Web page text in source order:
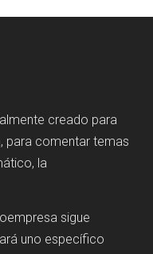
creado para
para comentar temas
la
sigue
uno específico